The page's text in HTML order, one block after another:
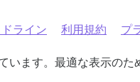
ライン 利用規約 プ
います。最適な表示のた